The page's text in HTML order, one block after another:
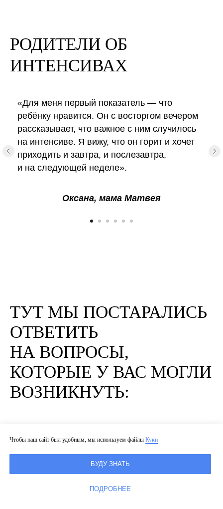
РОДИТЕЛИ ОБ
ИНТЕНСИВАХ
«Для меня первый показатель — что
ребёнку нравится. Он с восторгом вечером
рассказывает, что важное с ним случилось
на интенсиве. Я вижу, что он горит и хочет
приходить и завтра, и послезавтра,
и на следующей неделе».
Оксана, мама Матвея
ТУТ МЫ ПОСТАРАЛИСЬ
ОТВЕТИТЬ
НА ВОПРОСЫ,
КОТОРЫЕ У ВАС МОГЛИ
ВОЗНИКНУТЬ:
Что такое интенсив?
Где все будет проходить?
Как организовано питание?
Чтобы наш сайт был удобным, мы используем файлы Куки
БУДУ ЗНАТЬ
ПОДРОБНЕЕ